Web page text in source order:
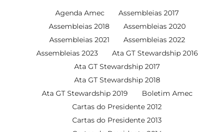
Agenda Amec
Assembleias 2017
Assembleias 2018
Assembleias 2020
Assembleias 2021
Assembleias 2022
Assembleias 2023
Ata GT Stewardship 2016
Ata GT Stewardship 2017
Ata GT Stewardship 2018
Ata GT Stewardship 2019
Boletim Amec
Cartas do Presidente 2012
Cartas do Presidente 2013